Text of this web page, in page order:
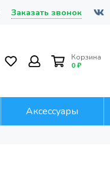
Заказать звонок
Корзина
0 ₽
Аксессуары